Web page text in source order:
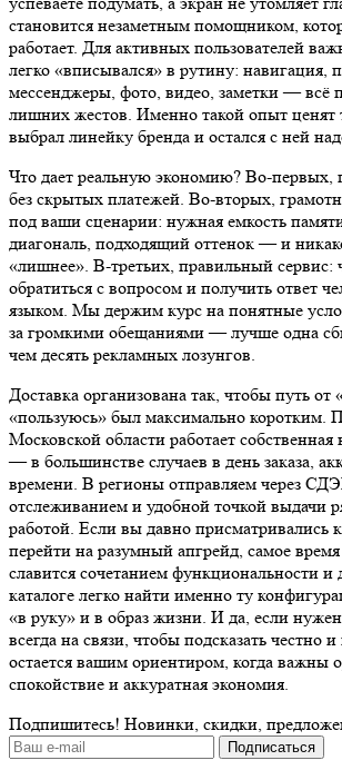
становится незаметным помощником,
работает. Для активных пользователей
легко «вписывался» в рутину: навигация,
мессенджеры, фото, видео, заметки — всё
лишних жестов. Именно такой опыт ценят
выбрал линейку бренда и остался с ней
Что дает реальную экономию? Во-первых,
без скрытых платежей. Во-вторых,
под ваши сценарии: нужная емкость
диагональ, подходящий оттенок — и
«лишнее». В-третьих, правильный сервис:
обратиться с вопросом и получить ответ
языком. Мы держим курс на понятные
за громкими обещаниями — лучше одна
чем десять рекламных лозунгов.
Доставка организована так, чтобы путь от
«пользуюсь» был максимально коротким.
Московской области работает собственная
— в большинстве случаев в день заказа,
времени. В регионы отправляем через
отслеживанием и удобной точкой выдачи
работой. Если вы давно присматривались
перейти на разумный апгрейд, самое
славится сочетанием функциональности
каталоге легко найти именно ту
«в руку» и в образ жизни. И да, если
всегда на связи, чтобы подсказать честно и
остается вашим ориентиром, когда важны
спокойствие и аккуратная экономия.
Подпишитесь! Новинки, скидки,